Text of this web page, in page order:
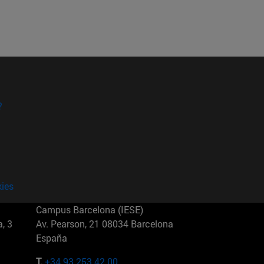
3
Campus Barcelona (IESE)
Av. Pearson, 21 08034 Barcelona
España
T. +34 93 253 42 00